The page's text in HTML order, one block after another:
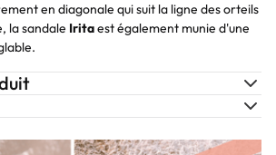
en diagonale qui suit la ligne des orteils
la sandale Iritaest également munie d'une